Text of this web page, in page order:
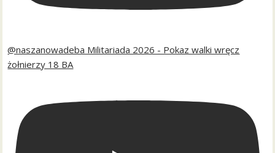
@naszanowadeba Militariada 2026 - Pokaz walki wręcz
żołnierzy 18 BA